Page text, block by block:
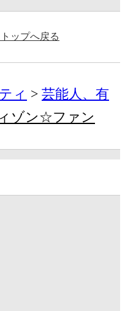
ップへ戻る
ィ
芸能人、有
ゾン☆ファン